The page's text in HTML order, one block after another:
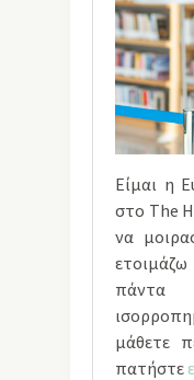
Είμαι η
στο The
να
πάντα
μάθετε
πατήστε